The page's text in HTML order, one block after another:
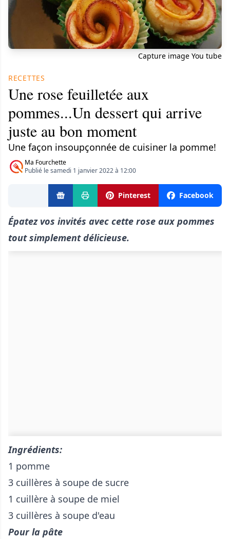
Capture image You tube
RECETTES
Une rose feuilletée aux
pommes...Un dessert qui arrive
juste au bon moment
Une façon insoupçonnée de cuisiner la pomme!
Ma Fourchette
Publié le samedi 1 janvier 2022 à 12:00
Pinterest Facebook
Épatez vos invités avec cette rose aux pommes
tout simplement délicieuse.
Ingrédients:
1 pomme
3 cuillères à soupe de sucre
1 cuillère à soupe de miel
3 cuillères à soupe d'eau
Pour la pâte